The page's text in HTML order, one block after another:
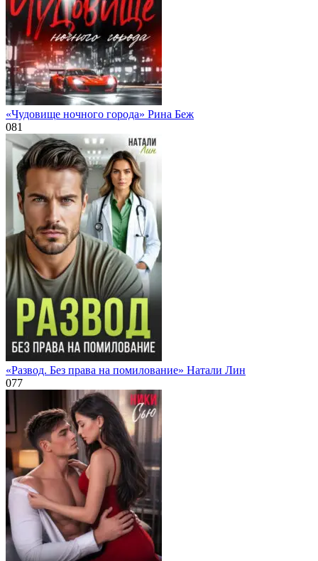
«Чудовище ночного города» Рина Беж
081
«Развод. Без права на помилование» Натали Лин
077